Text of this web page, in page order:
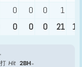
0 0 0 1
0 0 0 21 15
Hit
2BH